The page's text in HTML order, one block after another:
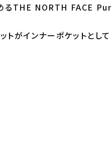
るTHE NORTH FACE Pur
トがインナーポケットとして